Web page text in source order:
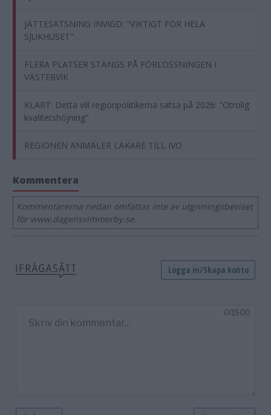
JÄTTESATSNING INVIGD: "VIKTIGT FÖR HELA
SJUKHUSET"
FLERA PLATSER STÄNGS PÅ FÖRLOSSNINGEN I
VÄSTERVIK
KLART: Detta vill regionpolitikerna satsa på 2026: "Otrolig
kvalitetshöjning"
REGIONEN ANMÄLER LÄKARE TILL IVO
Kommentera
Kommentarerna nedan omfattas inte av utgivningsbeviset
för www.dagensvimmerby.se.